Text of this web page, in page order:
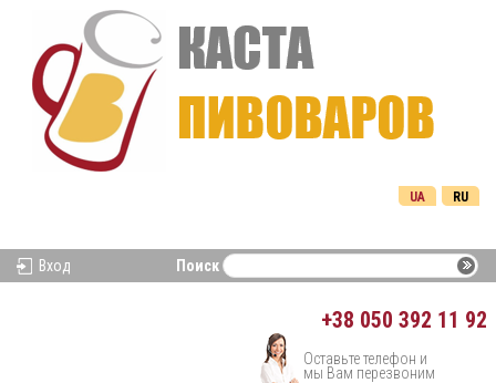
RU
UA
Вход Поиск
+38 050 392 11 92
Оставьте телефон и
мы Вам перезвоним